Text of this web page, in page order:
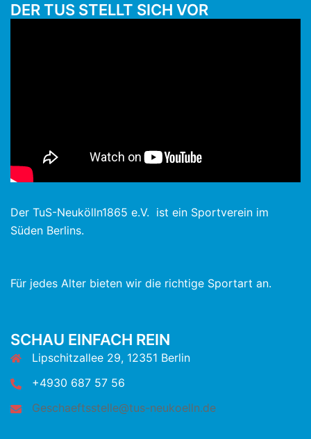
DER TUS STELLT SICH VOR
Der TuS-Neukölln1865 e.V. ist ein Sportverein im
Süden Berlins.
Für jedes Alter bieten wir die richtige Sportart an.
SCHAU EINFACH REIN
Lipschitzallee 29, 12351 Berlin
+4930 687 57 56
Geschaeftsstelle@tus-neukoelln.de